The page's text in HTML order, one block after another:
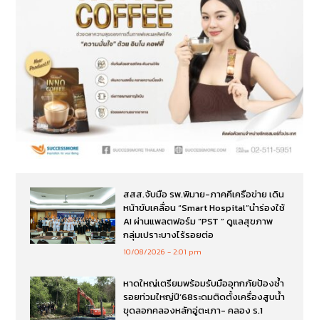
สสส.จับมือ รพ.พิมาย-ภาคคีเครือข่าย เดิน
หน้าขับเคลื่อน “Smart Hospital”นำร่องใช้
AI ผ่านแพลตฟอร์ม “PST ” ดูแลสุขภาพ
กลุ่มเปราะบางไร้รอยต่อ
10/08/2026 2:01 pm
หาดใหญ่เตรียมพร้อมรับมืออุทกภัยป้องซ้ำ
รอยท่วมใหญ่ปี’68ระดมติดตั้งเครื่องสูบน้ำ
ขุดลอกคลองหลักอู่ตะเภา- คลอง ร.1